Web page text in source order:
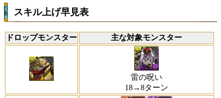
スキル上げ早見表
ドロップモンスター 主な対象モンスター
雷の呪い
18→8ターン